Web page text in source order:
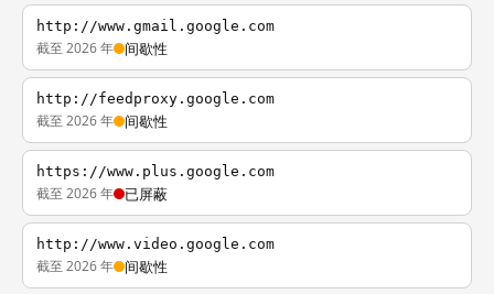
http://www.gmail.google.com
截至 2026 年 间歇性
http://feedproxy.google.com
截至 2026 年 间歇性
https://www.plus.google.com
截至 2026 年 已屏蔽
http://www.video.google.com
截至 2026 年 间歇性